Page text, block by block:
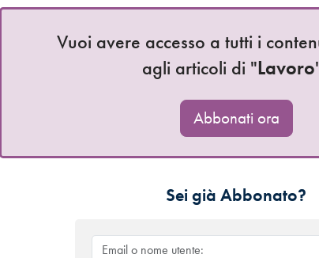
Vuoi avere accesso a tutti i
agli articoli di "Lavoro
Abbonati ora
Sei già Abbonato?